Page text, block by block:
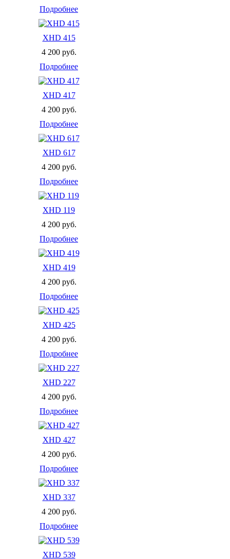
Подробнее
XHD 415
4 200 руб.
Подробнее
XHD 417
4 200 руб.
Подробнее
XHD 617
4 200 руб.
Подробнее
XHD 119
4 200 руб.
Подробнее
XHD 419
4 200 руб.
Подробнее
XHD 425
4 200 руб.
Подробнее
XHD 227
4 200 руб.
Подробнее
XHD 427
4 200 руб.
Подробнее
XHD 337
4 200 руб.
Подробнее
XHD 539